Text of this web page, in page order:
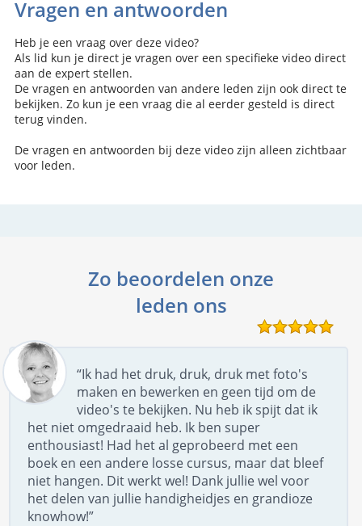
Vragen en antwoorden
Heb je een vraag over deze video?
Als lid kun je direct je vragen over een specifieke video direct
aan de expert stellen.
De vragen en antwoorden van andere leden zijn ook direct te
bekijken. Zo kun je een vraag die al eerder gesteld is direct
terug vinden.
De vragen en antwoorden bij deze video zijn alleen zichtbaar
voor leden.
Zo beoordelen onze
leden ons
“Ik had het druk, druk, druk met foto's
maken en bewerken en geen tijd om de
video's te bekijken. Nu heb ik spijt dat ik
het niet omgedraaid heb. Ik ben super
enthousiast! Had het al geprobeerd met een
boek en een andere losse cursus, maar dat bleef
niet hangen. Dit werkt wel! Dank jullie wel voor
het delen van jullie handigheidjes en grandioze
knowhow!”